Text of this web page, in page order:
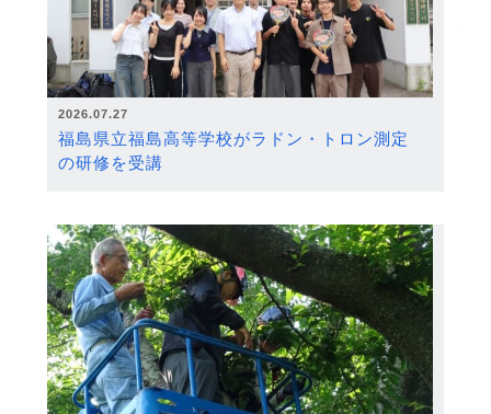
2026.07.27
福島県立福島高等学校がラドン・トロン測定
の研修を受講